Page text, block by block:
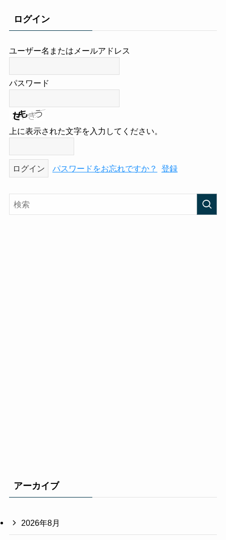
ログイン
ユーザー名またはメールアドレス
パスワード
上に表示された文字を入力してください。
パスワードをお忘れですか？ 登録
アーカイブ
2026年8月